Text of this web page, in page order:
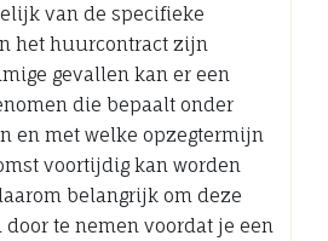
van de specifieke
het huurcontract zijn
gevallen kan er een
die bepaalt onder
en met welke opzegtermijn
voortijdig kan worden
belangrijk om deze
door te nemen voordat je een